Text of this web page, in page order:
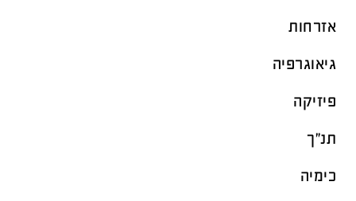
אזרחות
גיאוגרפיה
פיזיקה
תנ"ך
כימיה